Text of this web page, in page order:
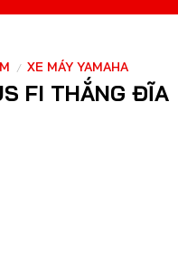
/ XE MÁY YAMAHA
FI THẮNG ĐĨA